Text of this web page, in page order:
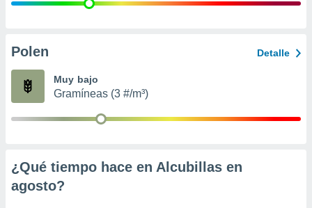
publicidad
de
Polen Detalle
Muy bajo
Gramíneas (3 #/m³)
¿Qué tiempo hace en Alcubillas en
agosto?